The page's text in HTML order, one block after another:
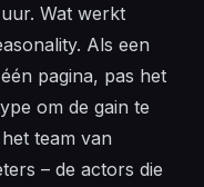
Wat werkt
Als een
pagina, pas het
om de gain te
team van
– de actors die